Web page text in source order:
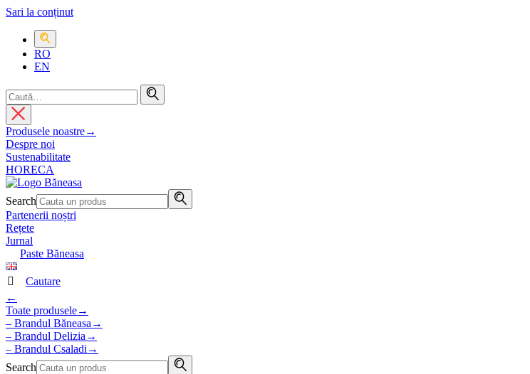
Sari la conținut
RO
EN
Produsele noastre→
Despre noi
Sustenabilitate
HORECA
Search
Partenerii noștri
Rețete
Jurnal
Paste Băneasa
Cautare
←
Toate produsele→
– Brandul Băneasa →
– Brandul Delizia →
– Brandul Csaladi →
Search